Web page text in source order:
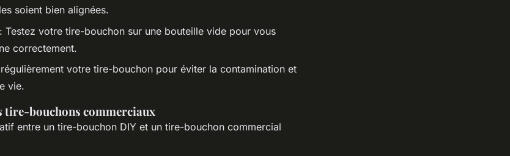
soient bien alignées.
: Testez votre tire-bouchon sur une bouteille vide pour vous
correctement.
votre tire-bouchon pour éviter la contamination et
vie.
tire-bouchons commerciaux
entre un tire-bouchon DIY et un tire-bouchon commercial